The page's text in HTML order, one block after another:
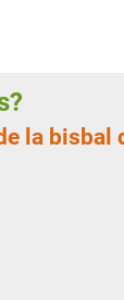
la bisbal